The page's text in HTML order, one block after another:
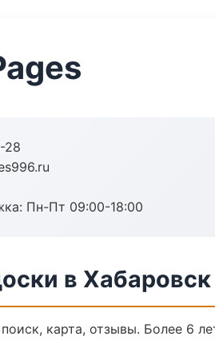
28
Пн-Пт 09:00-18:00
в Хабаровск
карта, отзывы. Более 6